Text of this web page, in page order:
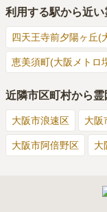
利用する駅から近
四天王寺前夕陽ヶ丘(
恵美須町(大阪メトロ
近隣市区町村から
大阪市浪速区 大阪
大阪市阿倍野区 大